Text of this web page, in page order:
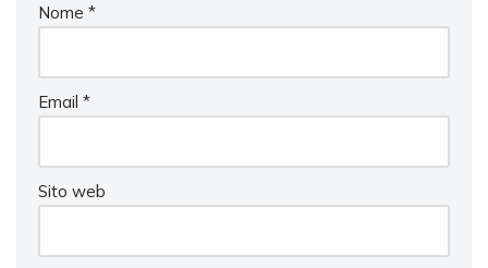
Nome *
Email *
Sito web